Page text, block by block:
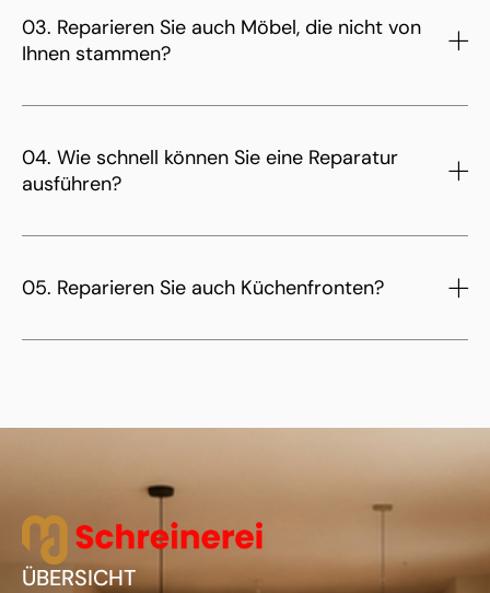
03. Reparieren Sie auch Möbel, die nicht von
Ihnen stammen?
04. Wie schnell können Sie eine Reparatur
ausführen?
05. Reparieren Sie auch Küchenfronten?
ÜBERSICHT